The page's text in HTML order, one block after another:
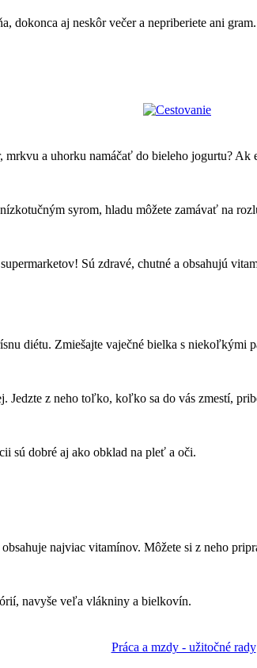
dokonca aj neskôr večer a nepriberiete ani
a uhorku namáčať do bieleho jogurtu?
syrom, hladu môžete zamávať na
Sú zdravé, chutné a obsahujú
diétu. Zmiešajte vaječné bielka s niekoľkými
z neho toľko, koľko sa do vás zmestí,
sú dobré aj ako obklad na pleť a oči.
najviac vitamínov. Môžete si z neho
navyše veľa vlákniny a bielkovín.